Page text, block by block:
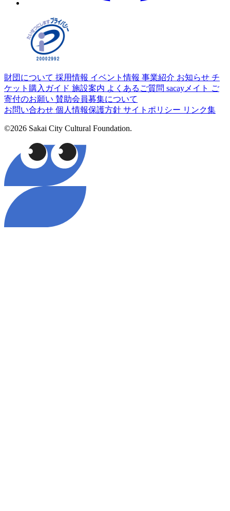
財団について 採用情報 イベント情報 事業紹介 お知らせ チ
ケット購入ガイド 施設案内 よくあるご質問 sacayメイト ご
寄付のお願い 賛助会員募集について
お問い合わせ 個人情報保護方針 サイトポリシー リンク集
©2026 Sakai City Cultural Foundation.